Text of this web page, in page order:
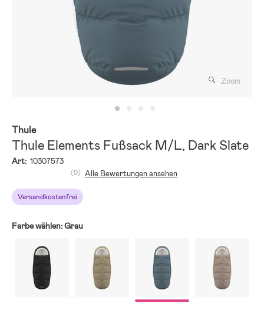
Zoom
Thule
Thule Elements Fußsack M/L, Dark Slate
Art: 10307573
Versandkostenfrei
(0) Alle Bewertungen ansehen
Farbe wählen:Grau